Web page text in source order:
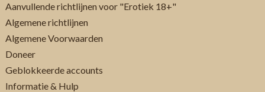
Aanvullende richtlijnen voor "Erotiek 18+"
Algemene richtlijnen
Algemene Voorwaarden
Doneer
Geblokkeerde accounts
Informatie & Hulp